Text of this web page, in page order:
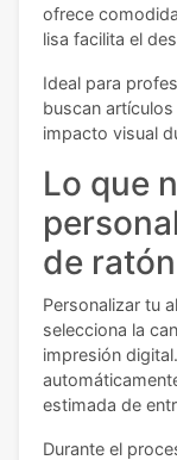
ofrece
lisa facilita el
Ideal para
buscan
impacto visual
Lo que
de ratón
Personalizar tu
selecciona la
impresión
estimada de
Durante el